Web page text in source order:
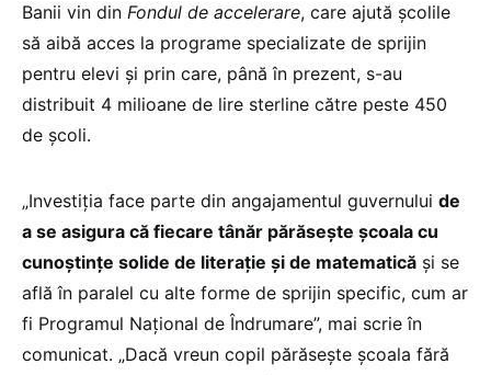
Banii vin din Fondul de accelerare, care ajută școlile
să aibă acces la programe specializate de sprijin
pentru elevi și prin care, până în prezent, s-au
distribuit 4 milioane de lire sterline către peste 450
de școli.
„Investiția face parte din angajamentul guvernului de
a se asigura că fiecare tânăr părăsește școala cu
cunoștințe solide de literație și de matematică și se
află în paralel cu alte forme de sprijin specific, cum ar
fi Programul Național de Îndrumare”, mai scrie în
comunicat. „Dacă vreun copil părăsește școala fără